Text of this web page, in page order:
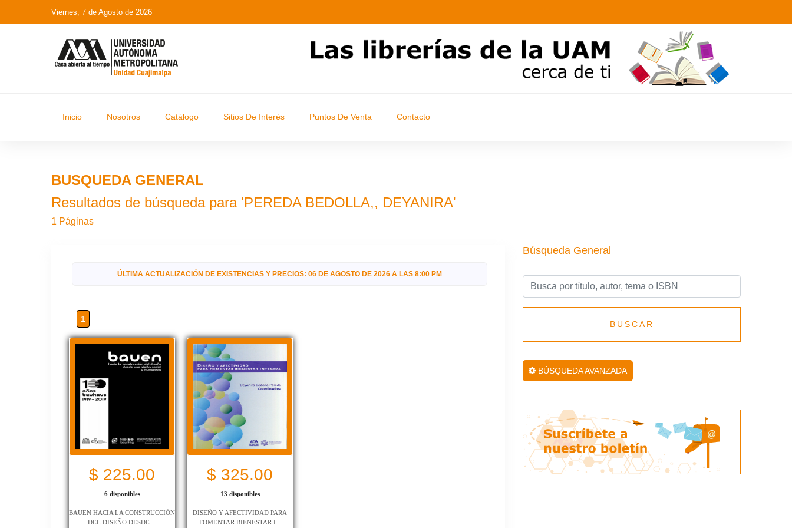
Viernes, 7 de Agosto de 2026
Inicio Nosotros Catálogo Sitios De Interés Puntos De Venta Contacto
BUSQUEDA GENERAL
Resultados de búsqueda para 'PEREDA BEDOLLA,, DEYANIRA'
1 Páginas
ÚLTIMA ACTUALIZACIÓN DE EXISTENCIAS Y PRECIOS: 06 DE AGOSTO DE 2026 A LAS 8:00 PM
1
$ 225.00
6 disponibles
BAUEN HACIA LA CONSTRUCCIÓN
DEL DISEÑO DESDE ...
$ 325.00
13 disponibles
DISEÑO Y AFECTIVIDAD PARA
FOMENTAR BIENESTAR I...
Búsqueda General
BUSCAR
BÚSQUEDA AVANZADA